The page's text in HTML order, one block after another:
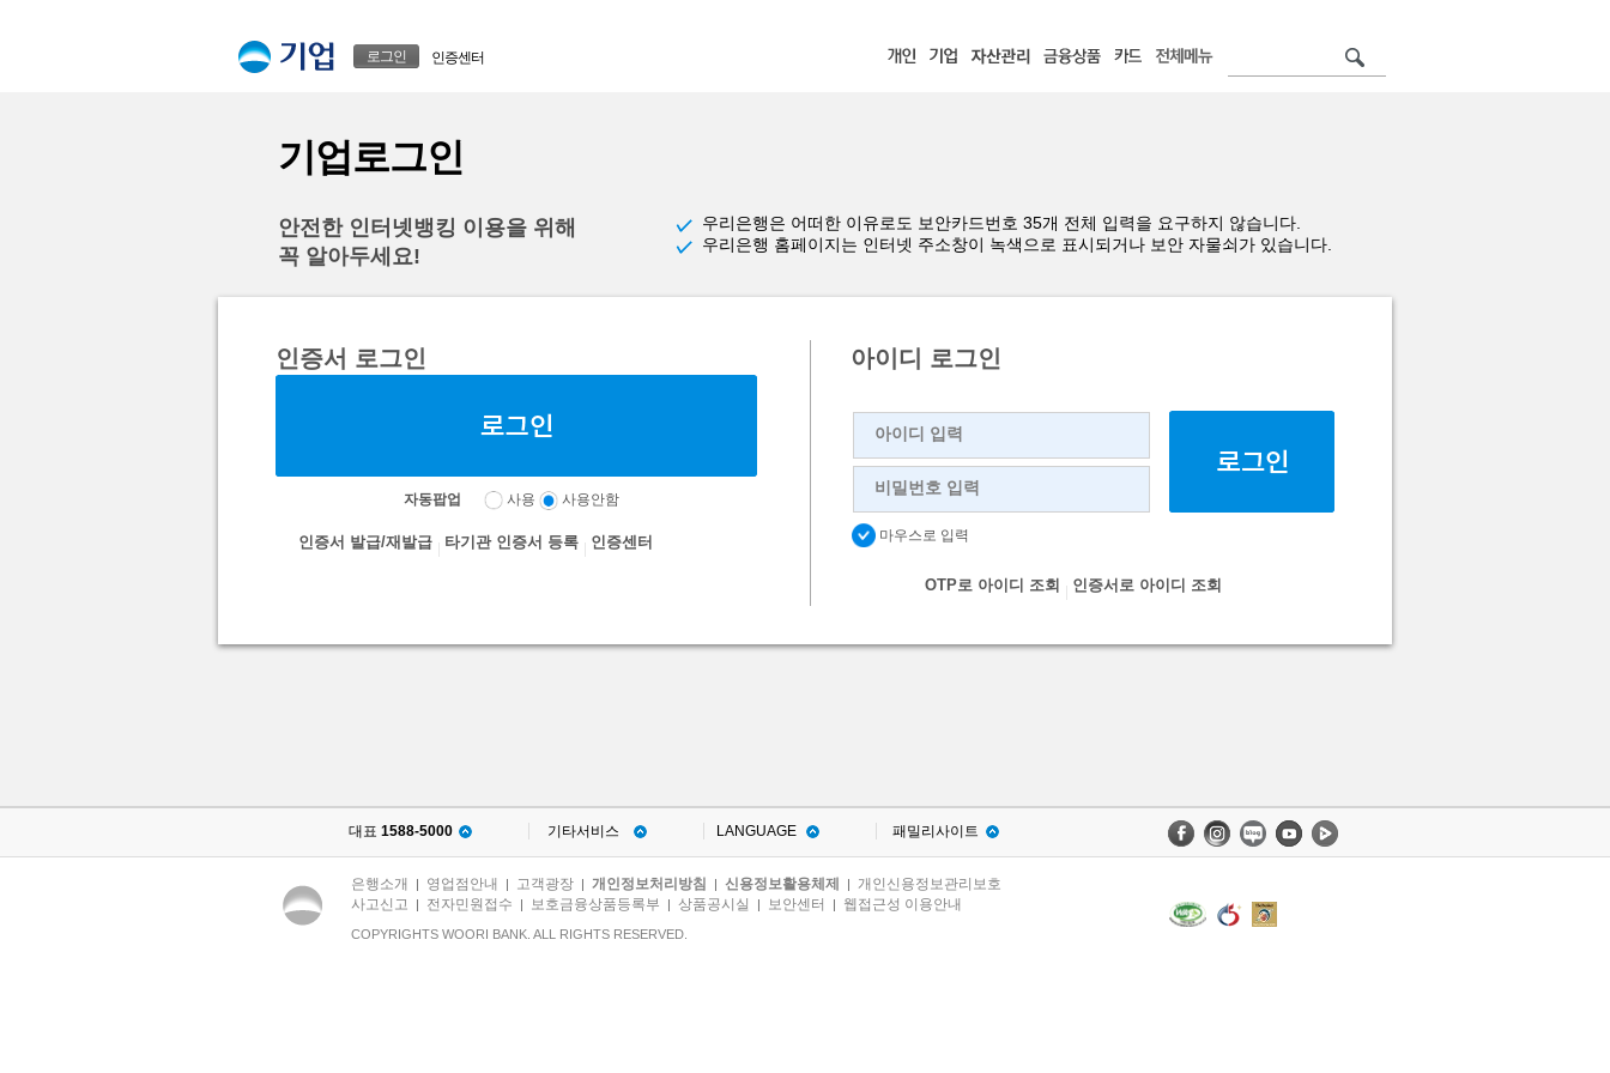
로그인 인증센터
기업로그인
안전한 인터넷뱅킹 이용을 위해
꼭 알아두세요!
우리은행은 어떠한 이유로도 보안카드번호 35개 전체 입력을 요구하지 않습니다.
우리은행 홈페이지는 인터넷 주소창이 녹색으로 표시되거나 보안 자물쇠가 있습니다.
인증서 로그인
자동팝업 사용 사용안함
인증서 발급/재발급 타기관 인증서 등록 인증센터
아이디 로그인
아이디 입력
마우스로 입력
비밀번호 입력
OTP로 아이디 조회 인증서로 아이디 조회
대표 1588-5000 기타서비스 LANGUAGE 패밀리사이트
은행소개 | 영업점안내 | 고객광장 | 개인정보처리방침 | 신용정보활용체제 | 개인신용정보관리보호
사고신고 | 전자민원접수 | 보호금융상품등록부 | 상품공시실 | 보안센터 | 웹접근성 이용안내
COPYRIGHTS WOORI BANK. ALL RIGHTS RESERVED.